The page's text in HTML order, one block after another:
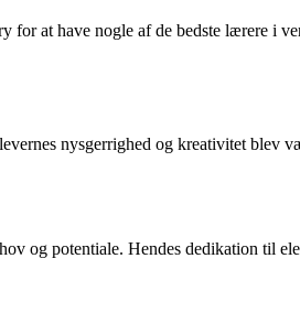
at have nogle af de bedste lærere i
nysgerrighed og kreativitet blev
og potentiale. Hendes dedikation til